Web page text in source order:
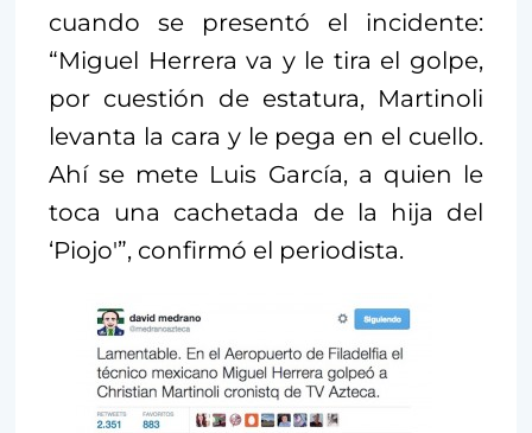
cuando se presentó el incidente:
“Miguel Herrera va y le tira el golpe,
por cuestión de estatura, Martinoli
levanta la cara y le pega en el cuello.
Ahí se mete Luis García, a quien le
toca una cachetada de la hija del
‘Piojo'”, confirmó el periodista.